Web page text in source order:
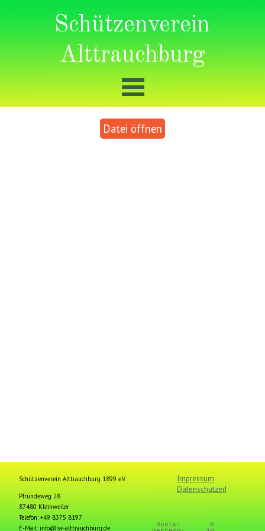
Schützenverein
Alttrauchburg
Datei öffnen
Impressum
Datenschutzerklärung
Schützenverein Alttrauchburg 1899 e.V.
Pfründeweg 28
87480 Kleinweiler
Telefon: +49 8375 8197
E-Mail: info@sv-alttrauchburg.de
Heute:
9